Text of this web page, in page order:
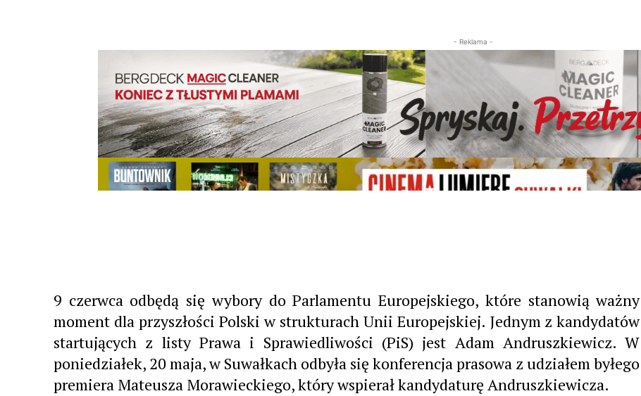
- Reklama -
9 czerwca odbędą się wybory do Parlamentu Europejskiego, które stanowią ważny
moment dla przyszłości Polski w strukturach Unii Europejskiej. Jednym z kandydatów
startujących z listy Prawa i Sprawiedliwości (PiS) jest Adam Andruszkiewicz. W
poniedziałek, 20 maja, w Suwałkach odbyła się konferencja prasowa z udziałem byłego
premiera Mateusza Morawieckiego, który wspierał kandydaturę Andruszkiewicza.